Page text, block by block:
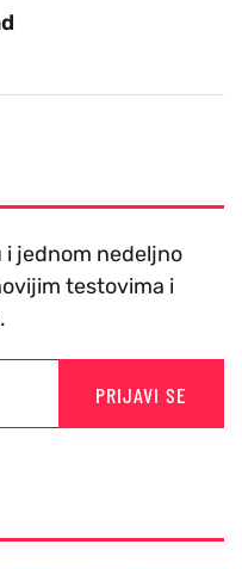
jednom nedeljno
testovima i
PRIJAVI SE